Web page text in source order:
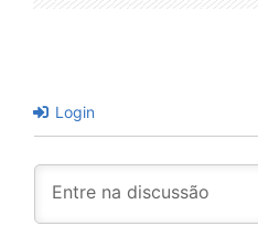
Login